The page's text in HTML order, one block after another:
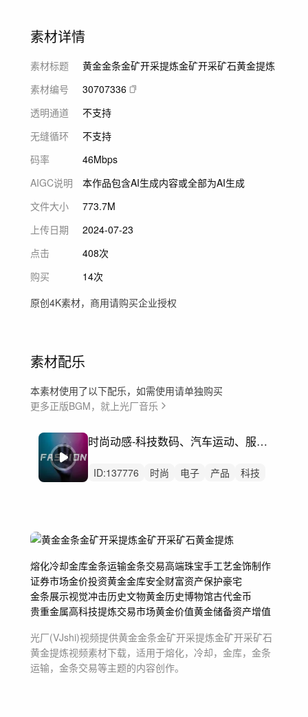
素材详情
素材标题
黄金金条金矿开采提炼金矿开采矿石黄金提炼
素材编号
30707336
透明通道
不支持
无缝循环
不支持
码率
46Mbps
AIGC说明
本作品包含AI生成内容或全部为AI生成
文件大小
773.7M
上传日期
2024-07-23
点击
408次
购买
14次
原创4K素材，商用请购买企业授权
素材配乐
本素材使用了以下配乐，如需使用请单独购买
更多正版BGM，就上光厂音乐
时尚动感-科技数码、汽车运动、服饰美妆（含15秒、30秒版）
ID:137776 时尚 电子 产品
科技
熔化冷却金库金条运输金条交易高端珠宝手工艺金饰制作
证券市场金价投资黄金金库安全财富资产保护豪宅
金条展示视觉冲击历史文物黄金历史博物馆古代金币
贵重金属高科技提炼交易市场黄金价值黄金储备资产增值
光厂(VJshi)视频提供黄金金条金矿开采提炼金矿开采矿石
黄金提炼视频素材下载，适用于熔化，冷却，金库，金条
运输，金条交易等主题的内容创作。